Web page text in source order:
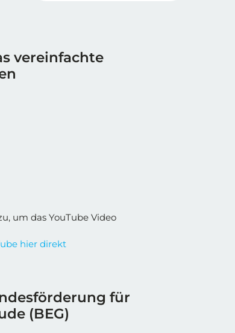
vereinfachte
um das YouTube Video
hier direkt
für
(BEG)